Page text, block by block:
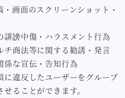
・画面のスクリーンショット・
誹謗中傷・ハラスメント行為
チ商法等に関する勧誘・発言
係な宣伝・告知行為
に違反したユーザーをグループ
ることができます。